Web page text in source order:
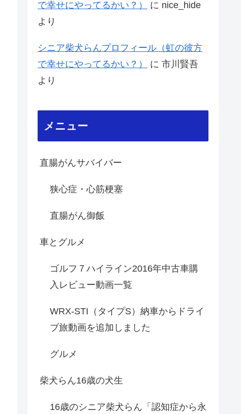
で幸せにやってるかい？）
に nice_hide
より
シニア柴犬らんプロフィール（虹の彼方
で幸せにやってるかい？）
に 市川賢吾
より
メニュー
直腸がんサバイバー
狭心症・心筋梗塞
直腸がん御飯
車とグルメ
ゴルフ７ハイライン2016年中古車購
入レビュー動画一覧
WRX-STI（タイプS）納車からドライ
ブ旅動画を追加しました
グルメ
柴犬らん16歳の犬生
16歳のシニア柴犬らん「認知症から永